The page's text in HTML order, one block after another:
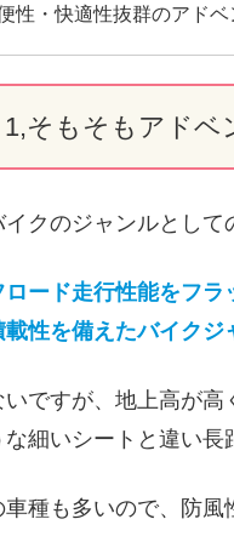
性・快適性抜群のアド
1,そもそもアドベ
クのジャンルとして
ロード走行性能をフ
性を備えたバイクジ
ですが、地上高が
細いシートと違い長
種も多いので、防風